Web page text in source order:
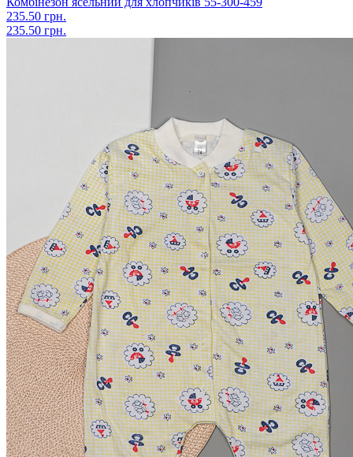
235.50 грн.
235.50 грн.